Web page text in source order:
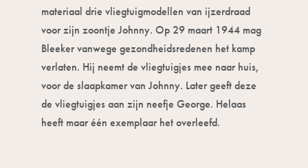
materiaal drie vliegtuigmodellen van ijzerdraad
voor zijn zoontje Johnny. Op 29 maart 1944 mag
Bleeker vanwege gezondheidsredenen het kamp
verlaten. Hij neemt de vliegtuigjes mee naar huis,
voor de slaapkamer van Johnny. Later geeft deze
de vliegtuigjes aan zijn neefje George. Helaas
heeft maar één exemplaar het overleefd.